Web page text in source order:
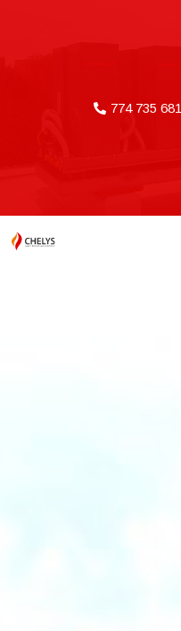
774 735 681